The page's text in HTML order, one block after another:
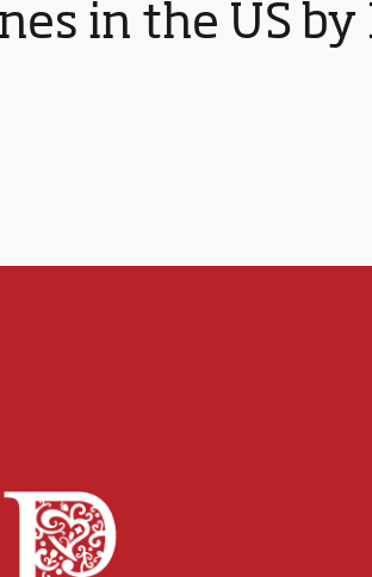
in the US by